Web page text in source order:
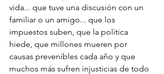
vida... que tuve una discusión con un
familiar o un amigo... que los
impuestos suben, que la política
hiede, que millones mueren por
causas prevenibles cada año y que
muchos más sufren injusticias de todo